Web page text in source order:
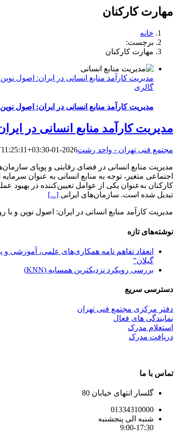
مهارت کارکنان
خانه
برچست:
مهارت کارکنان
مدیریت کارآمد منابع انسانی در ایران: اصول
گالری
مدیریت کارآمد منابع انسانی در ایران: اصول
مدیریت کارآمد منابع انسانی در
مجتمع فنی تهران - واحد رشت2026-01-18T11:25:11+03:30
مدیریت منابع انسانی در فضای رقابتی و پویای
اجتماعی متغیر، توجه به منابع انسانی به عنوان
کارکنان به‌عنوان یکی از عوامل تعیین‌کننده در بهبود
تبدیل شده است. سازمان‌های ایرانی [...]
مدیریت کارآمد منابع انسانی در ایران: اصول نوین و با
نوشته‌های تازه
انعقاد تفاهم نامه همکاری‌های علمی، آموزشی
گیلان”
بررسی رویکرد نزدیکترین همسایه (KNN)
دسترسی سریع
دفتر مرکزی مجتمع فنی تهران
نمایندگی های فعال
استعلام مدرک
دریافت مدرک
تماس با ما
گلسار انتهای خیابان 80
01334310000
شنبه الی پنجشنبه
9:00-17:30